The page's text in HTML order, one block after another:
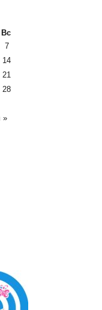
Вс
»
7
14
21
28